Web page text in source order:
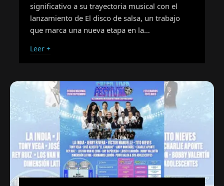
significativo a su trayectoria musical con el
lanzamiento de El disco de salsa, un trabajo
que marca una nueva etapa en la…
Leer +